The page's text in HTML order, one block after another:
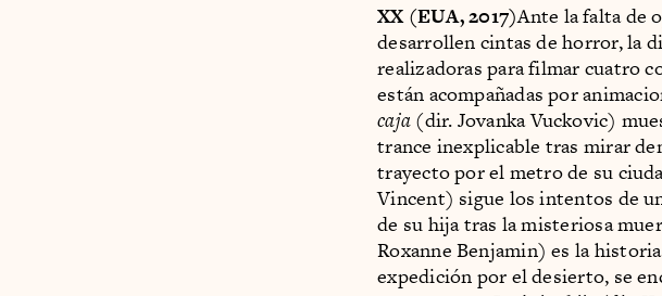
XX (EUA, 2017)Ante la falta de
desarrollen cintas de horror, la
realizadoras para filmar cuatro
están acompañadas por
caja (dir. Jovanka Vuckovic)
trance inexplicable tras mirar
trayecto por el metro de su
Vincent) sigue los intentos de
de su hija tras la misteriosa
Roxanne Benjamin) es la
expedición por el desierto, se